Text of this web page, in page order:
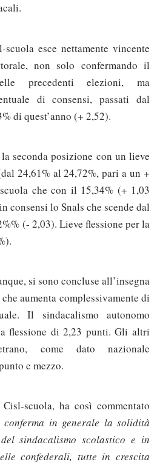
esce nettamente vincente
non solo confermando il
precedenti elezioni, ma
di consensi, passati dal
di quest’anno (+ 2,52).
seconda posizione con un lieve
24,61% al 24,72%, pari a un +
che con il 15,34% (+ 1,03
consensi lo Snals che scende dal
(- 2,03). Lieve flessione per la
si sono concluse all’insegna
aumenta complessivamente di
Il sindacalismo autonomo
flessione di 2,23 punti. Gli altri
come dato nazionale
e mezzo.
scuola, ha così commentato
conferma in generale la solidità
sindacalismo scolastico e in
confederali, tutte in crescita